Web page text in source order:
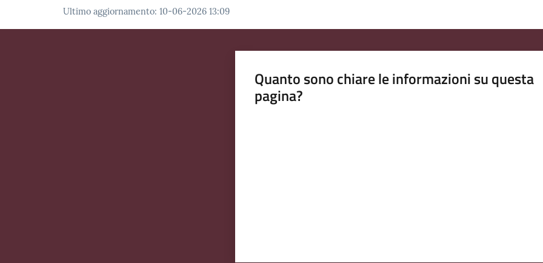
Ultimo aggiornamento: 10-06-2026 13:09
Quanto sono chiare le informazioni su questa
pagina?